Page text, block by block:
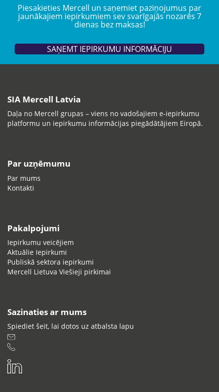
Piesakieties Mercell un saņemiet paziņojumus par
jaunākajiem iepirkumiem sev svarīgajās nozarēs 7
dienas bez maksas!
SAŅEMT IEPIRKUMU INFORMĀCIJU
SIA Mercell Latvia
Daļa no Mercell grupas – viens no vadošajiem e-iepirkumu
platformu un iepirkumu informācijas piegādātājiem Eiropā.
Par uzņēmumu
Par mums
Kontakti
Pakalpojumi
Iepirkumu veicējiem
Aktuālie Iepirkumi
Publiskā sektora iepirkumi
Mercell Lietuva Viešieji pirkimai
Sazinaties ar mums
Spiediet šeit, lai dotos uz atbalsta lapu